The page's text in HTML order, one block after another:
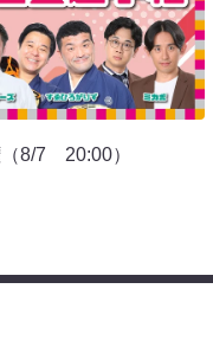
8/7 20:00）